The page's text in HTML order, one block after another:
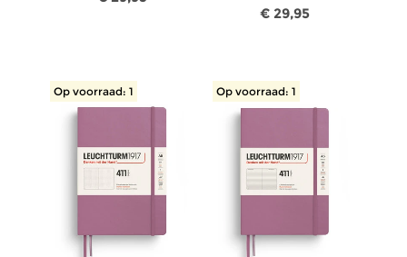
€ 29,95
Op voorraad: 1 Op voorraad: 1